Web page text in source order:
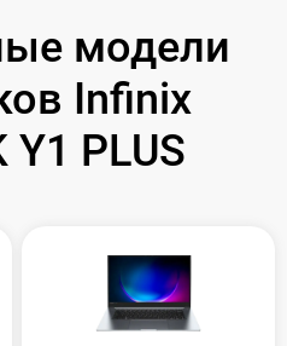
модели
Infinix
Y1 PLUS